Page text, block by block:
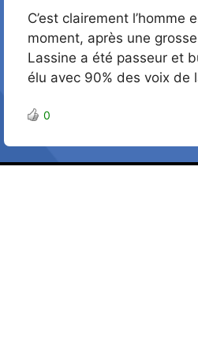
C’est clairement l’homme
moment, après une
Lassine a été passeur et
élu avec 90% des voix de
0